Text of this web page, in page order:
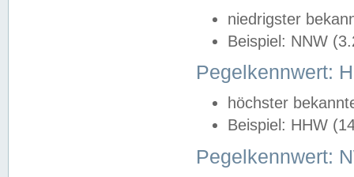
niedrigster
Beispiel: NNW
Pegelkennwert:
höchster
Beispiel: HHW
Pegelkennwert: